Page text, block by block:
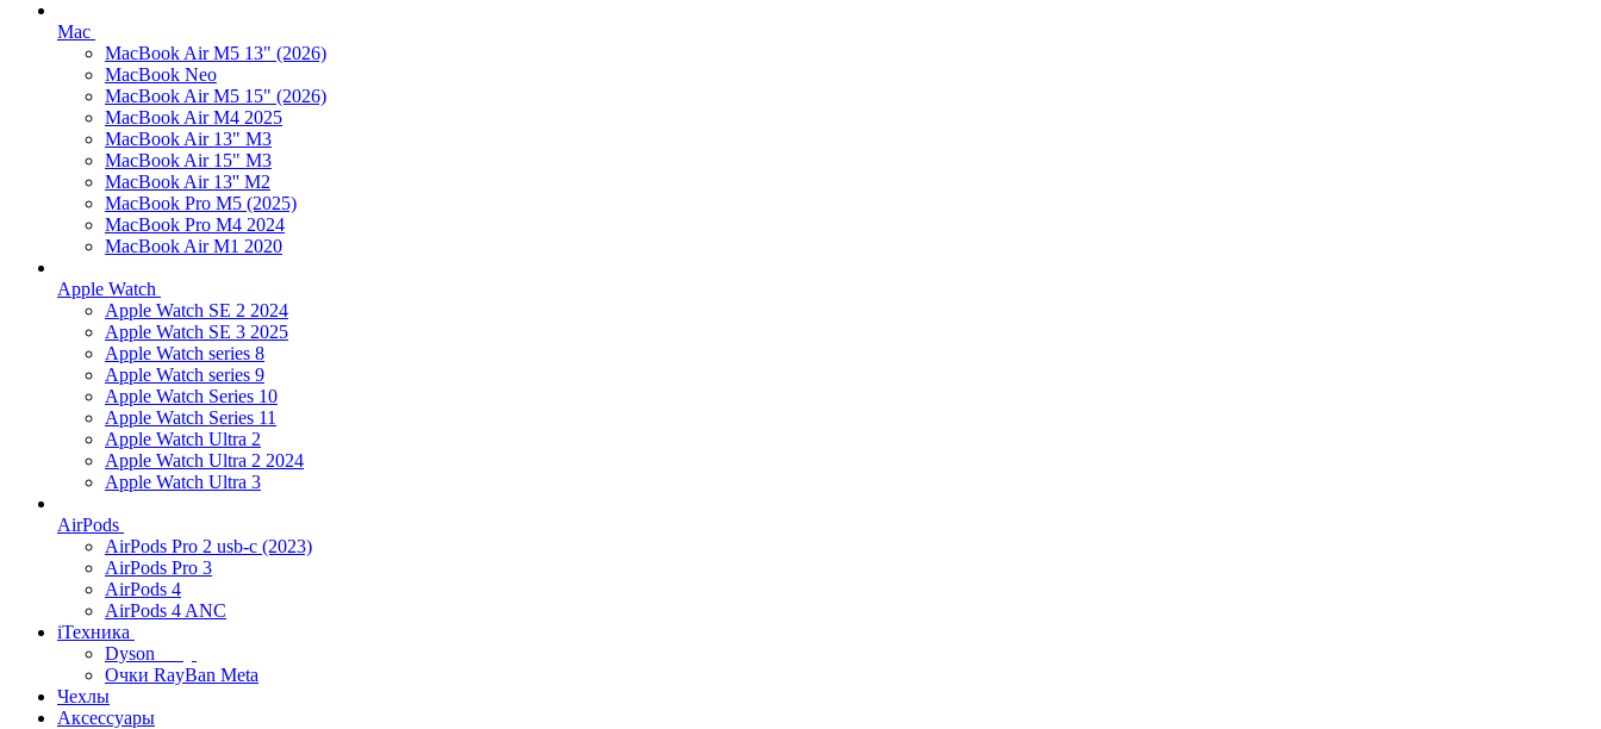
Mac
MacBook Air M5 13" (2026)
MacBook Neo
MacBook Air M5 15" (2026)
MacBook Air M4 2025
MacBook Air 13" M3
MacBook Air 15" M3
MacBook Air 13'' M2
MacBook Pro M5 (2025)
MacBook Pro M4 2024
MacBook Air M1 2020
Apple Watch
Apple Watch SE 2 2024
Apple Watch SE 3 2025
Apple Watch series 8
Apple Watch series 9
Apple Watch Series 10
Apple Watch Series 11
Apple Watch Ultra 2
Apple Watch Ultra 2 2024
Apple Watch Ultra 3
AirPods
AirPods Pro 2 usb-c (2023)
AirPods Pro 3
AirPods 4
AirPods 4 ANC
iТехника
Dyson
Очки RayBan Meta
Чехлы
Аксессуары